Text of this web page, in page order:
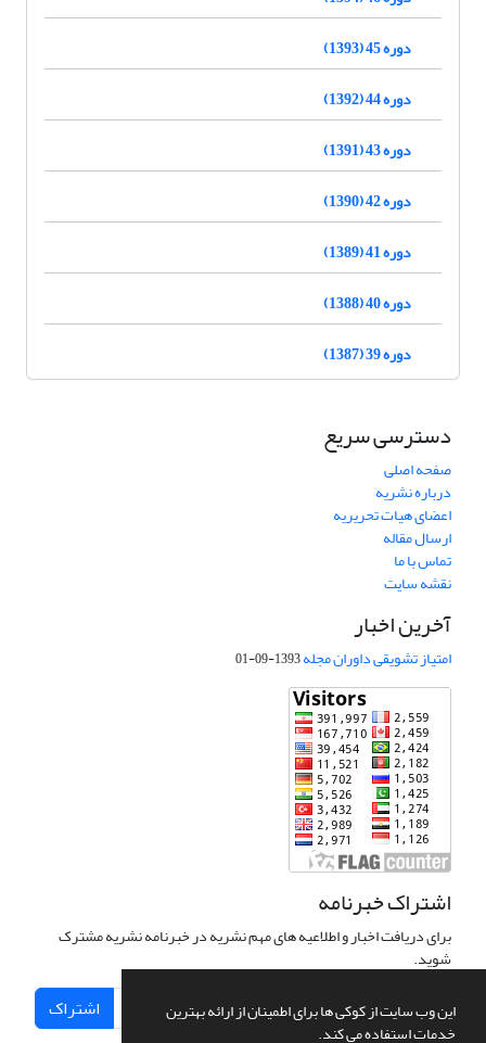
این وب سایت از کوکی ها برای اطمینان از ارائه بهترین
خدمات استفاده می کند.
دوره 45 (1393)
دوره 44 (1392)
دوره 43 (1391)
دوره 42 (1390)
دوره 41 (1389)
دوره 40 (1388)
دوره 39 (1387)
دسترسی سریع
صفحه اصلی
درباره نشریه
اعضای هیات تحریریه
ارسال مقاله
تماس با ما
نقشه سایت
آخرین اخبار
امتیاز تشویقی داوران مجله1393-09-01
اشتراک خبرنامه
برای دریافت اخبار و اطلاعیه های مهم نشریه در خبرنامه نشریه مشترک
شوید.
اشتراک